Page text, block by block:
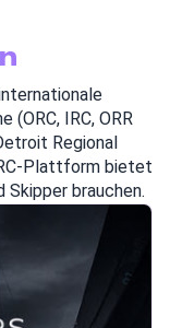
(ORC, IRC, ORR
Regional
Plattform bietet
Skipper brauchen.